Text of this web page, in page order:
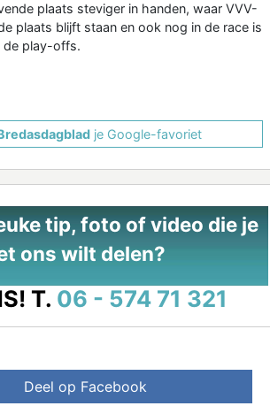
plaats steviger in handen, waar VVV-
plaats blijft staan en ook nog in de race is
de play-offs.
je Google-favoriet
tip, foto of video die je
ons wilt delen?
T. 06 - 574 71 321
Deel op Facebook